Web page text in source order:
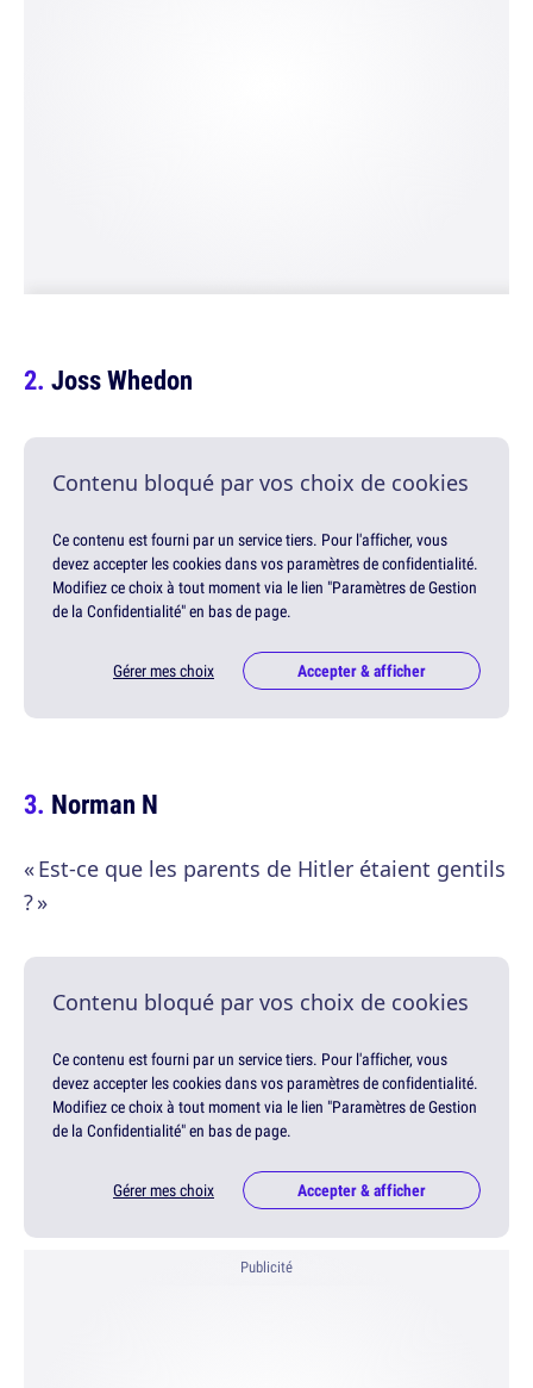
Joss Whedon
Contenu bloqué par vos choix de cookies
Ce contenu est fourni par un service tiers. Pour l'afficher, vous
devez accepter les cookies dans vos paramètres de confidentialité.
Modifiez ce choix à tout moment via le lien "Paramètres de Gestion
de la Confidentialité" en bas de page.
Gérer mes choix Accepter & afficher
Norman N
« Est-ce que les parents de Hitler étaient gentils
? »
Contenu bloqué par vos choix de cookies
Ce contenu est fourni par un service tiers. Pour l'afficher, vous
devez accepter les cookies dans vos paramètres de confidentialité.
Modifiez ce choix à tout moment via le lien "Paramètres de Gestion
de la Confidentialité" en bas de page.
Gérer mes choix Accepter & afficher
Publicité